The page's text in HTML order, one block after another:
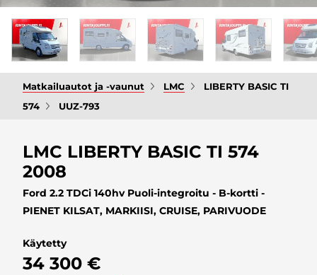
Matkailuautot ja -vaunut LMC
LIBERTY BASIC TI
574
UUZ-793
LMC LIBERTY BASIC TI 574
2008
Ford 2.2 TDCi 140hv Puoli-integroitu - B-kortti -
PIENET KILSAT, MARKIISI, CRUISE, PARIVUODE
Käytetty
34 300 €